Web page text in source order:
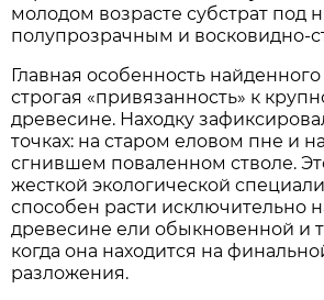
молодом возрасте субстрат под
полупрозрачным и восковидно-
Главная особенность
строгая «привязанность» к
древесине. Находку
точках: на старом еловом пне и
сгнившем поваленном стволе.
жесткой экологической
способен расти исключительно
древесине ели обыкновенной и
когда она находится на
разложения.